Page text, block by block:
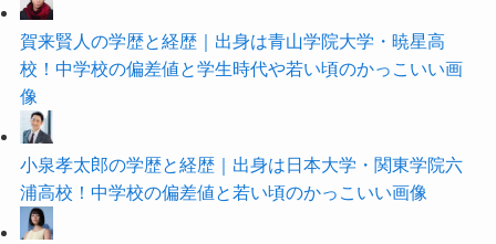
賀来賢人の学歴と経歴｜出身は青山学院大学・暁星高
校！中学校の偏差値と学生時代や若い頃のかっこいい画
像
小泉孝太郎の学歴と経歴｜出身は日本大学・関東学院六
浦高校！中学校の偏差値と若い頃のかっこいい画像